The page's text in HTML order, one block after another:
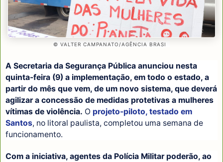
© VALTER CAMPANATO/AGÊNCIA BRASI
A Secretaria da Segurança Pública anunciou nesta
quinta-feira (9) a implementação, em todo o estado, a
partir do mês que vem, de um novo sistema, que deverá
agilizar a concessão de medidas protetivas a mulheres
vítimas de violência. O projeto-piloto, testado em
Santos, no litoral paulista, completou uma semana de
funcionamento.
Com a iniciativa, agentes da Polícia Militar poderão, ao